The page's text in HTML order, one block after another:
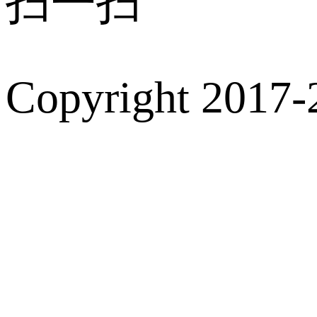
Copyright